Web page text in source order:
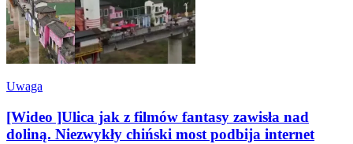
Uwaga
[Wideo ]Ulica jak z filmów fantasy zawisła nad
doliną. Niezwykły chiński most podbija internet